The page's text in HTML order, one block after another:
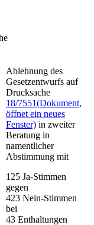
Ablehnung des
Gesetzentwurfs auf
Drucksache
18/7551(Dokument,
öffnet ein neues
Fenster) in zweiter
Beratung in
namentlicher
Abstimmung mit
125 Ja-Stimmen
gegen
423 Nein-Stimmen
bei
43 Enthaltungen